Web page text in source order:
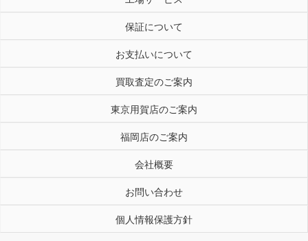
保証について
お支払いについて
買取査定のご案内
東京用賀店のご案内
福岡店のご案内
会社概要
お問い合わせ
個人情報保護方針